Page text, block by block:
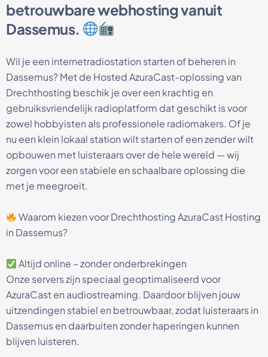
betrouwbare webhosting vanuit
Dassemus.
Wil je een internetradiostation starten of beheren in
Dassemus? Met de Hosted AzuraCast-oplossing van
Drechthosting beschik je over een krachtig en
gebruiksvriendelijk radioplatform dat geschikt is voor
zowel hobbyisten als professionele radiomakers. Of je
nu een klein lokaal station wilt starten of een zender wilt
opbouwen met luisteraars over de hele wereld — wij
zorgen voor een stabiele en schaalbare oplossing die
met je meegroeit.
Waarom kiezen voor Drechthosting AzuraCast Hosting
in Dassemus?
Altijd online – zonder onderbrekingen
Onze servers zijn speciaal geoptimaliseerd voor
AzuraCast en audiostreaming. Daardoor blijven jouw
uitzendingen stabiel en betrouwbaar, zodat luisteraars in
Dassemus en daarbuiten zonder haperingen kunnen
blijven luisteren.